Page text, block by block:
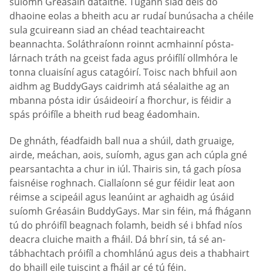
dhaoine eolas a bheith acu ar rudaí bunúsacha a chéile
sula gcuireann siad an chéad teachtaireacht
beannachta. Soláthraíonn roinnt acmhainní pósta-
lárnach tráth na gceist fada agus próifílí ollmhóra le
tonna cluaisíní agus catagóirí. Toisc nach bhfuil aon
aidhm ag BuddyGays caidrimh atá séalaithe ag an
mbanna pósta idir úsáideoirí a fhorchur, is féidir a
spás próifíle a bheith rud beag éadomhain.
De ghnáth, féadfaidh ball nua a shúil, dath gruaige,
airde, meáchan, aois, suíomh, agus gan ach cúpla gné
pearsantachta a chur in iúl. Thairis sin, tá gach píosa
faisnéise roghnach. Ciallaíonn sé gur féidir leat aon
réimse a scipeáil agus leanúint ar aghaidh ag úsáid
suíomh Gréasáin BuddyGays. Mar sin féin, má fhágann
tú do phróifíl beagnach folamh, beidh sé i bhfad níos
deacra cluiche maith a fháil. Dá bhrí sin, tá sé an-
tábhachtach próifíl a chomhlánú agus deis a thabhairt
do bhaill eile tuiscint a fháil ar cé tú féin.